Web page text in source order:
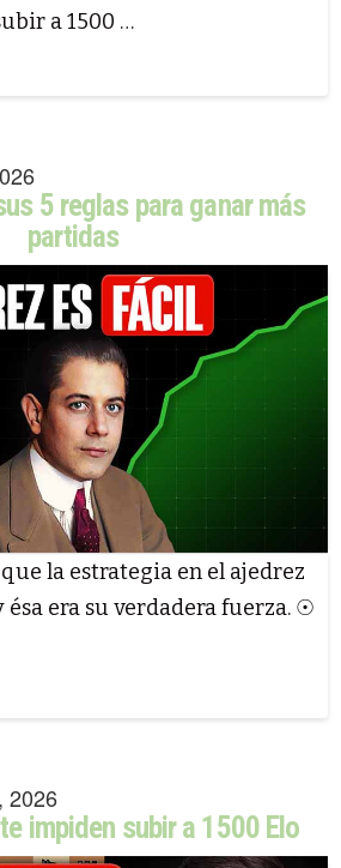
a 1500 …
5 reglas para ganar más
partidas
la estrategia en el ajedrez
ésa era su verdadera fuerza. ☉
2026
impiden subir a 1500 Elo